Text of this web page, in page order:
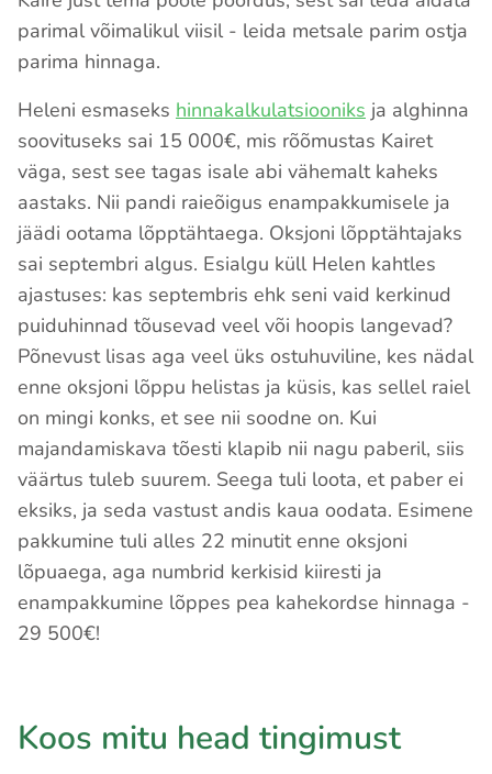
parimal võimalikul viisil - leida metsale parim ostja
parima hinnaga.
Heleni esmaseks hinnakalkulatsiooniks ja alghinna
soovituseks sai 15 000€, mis rõõmustas Kairet
väga, sest see tagas isale abi vähemalt kaheks
aastaks. Nii pandi raieõigus enampakkumisele ja
jäädi ootama lõpptähtaega. Oksjoni lõpptähtajaks
sai septembri algus. Esialgu küll Helen kahtles
ajastuses: kas septembris ehk seni vaid kerkinud
puiduhinnad tõusevad veel või hoopis langevad?
Põnevust lisas aga veel üks ostuhuviline, kes nädal
enne oksjoni lõppu helistas ja küsis, kas sellel raiel
on mingi konks, et see nii soodne on. Kui
majandamiskava tõesti klapib nii nagu paberil, siis
väärtus tuleb suurem. Seega tuli loota, et paber ei
eksiks, ja seda vastust andis kaua oodata. Esimene
pakkumine tuli alles 22 minutit enne oksjoni
lõpuaega, aga numbrid kerkisid kiiresti ja
enampakkumine lõppes pea kahekordse hinnaga -
29 500€!
Koos mitu head tingimust